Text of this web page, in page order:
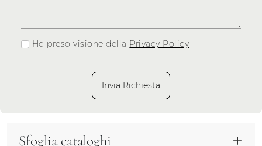
Ho preso visione della Privacy Policy
Invia Richiesta
Sfoglia cataloghi